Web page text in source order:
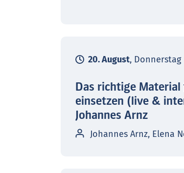
20. August, Donnerstag
Das richtige
einsetzen (live &
Johannes Arnz
Johannes Arnz, Elena